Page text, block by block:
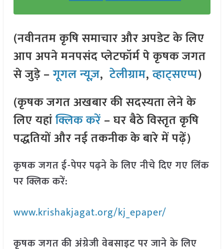
(नवीनतम कृषि समाचार और अपडेट के लिए
आप अपने मनपसंद प्लेटफॉर्म पे कृषक जगत
से जुड़े –गूगल न्यूज़,टेलीग्राम,व्हाट्सएप्प)
(कृषक जगत अखबार की सदस्यता लेने के
लिए यहांक्लिक करें– घर बैठे विस्तृत कृषि
पद्धतियों और नई तकनीक के बारे में पढ़ें)
कृषक जगत ई-पेपर पढ़ने के लिए नीचे दिए गए लिंक
पर क्लिक करें:
www.krishakjagat.org/kj_epaper/
कृषक जगत की अंग्रेजी वेबसाइट पर जाने के लिए